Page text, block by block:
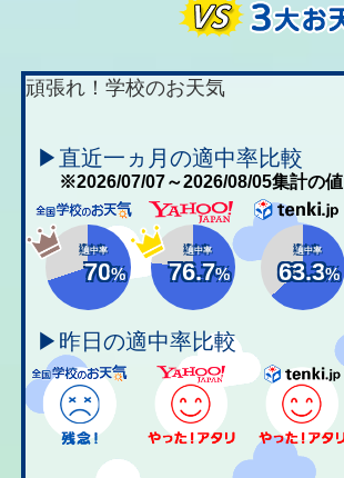
頑張れ！学校のお天気
▶直近一ヵ月の適中率比較
※2026/07/07～2026/08/05集計の値
適中率
70%
適中率
76.7%
適中率
63.3%
▶昨日の適中率比較